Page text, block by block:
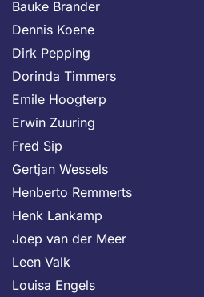
Bauke Brander
Dennis Koene
Dirk Pepping
Dorinda Timmers
Emile Hoogterp
Erwin Zuuring
Fred Sip
Gertjan Wessels
Henberto Remmerts
Henk Lankamp
Joep van der Meer
Leen Valk
Louisa Engels